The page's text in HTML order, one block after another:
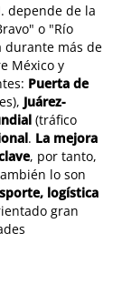
depende de la
o "Río
durante más de
México y
Puerta de
Juárez-
(tráfico
. La mejora
, por tanto,
lo son
logística
gran